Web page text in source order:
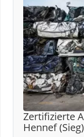
Zertifizierte
Hennef